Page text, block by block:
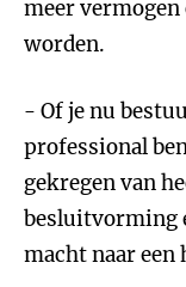
meer vermogen
worden.
- Of je nu
professional
gekregen van
besluitvorming
macht naar een